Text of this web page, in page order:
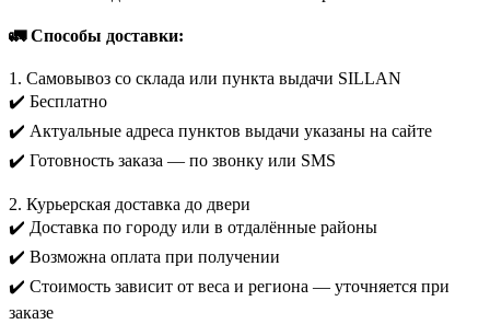
🚛 Способы доставки:
1. Самовывоз со склада или пункта выдачи SILLAN
✔️ Бесплатно
✔️ Актуальные адреса пунктов выдачи указаны на сайте
✔️ Готовность заказа — по звонку или SMS
2. Курьерская доставка до двери
✔️ Доставка по городу или в отдалённые районы
✔️ Возможна оплата при получении
✔️ Стоимость зависит от веса и региона — уточняется при
заказе